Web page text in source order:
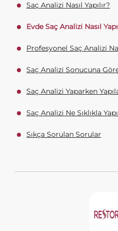
Saç Analizi Nasıl Yapılır?
Evde Saç Analizi Nasıl
Profesyonel Saç Analizi
Saç Analizi Sonucuna
Saç Analizi Yaparken
Saç Analizi Ne Sıklıkla
Sıkça Sorulan Sorular